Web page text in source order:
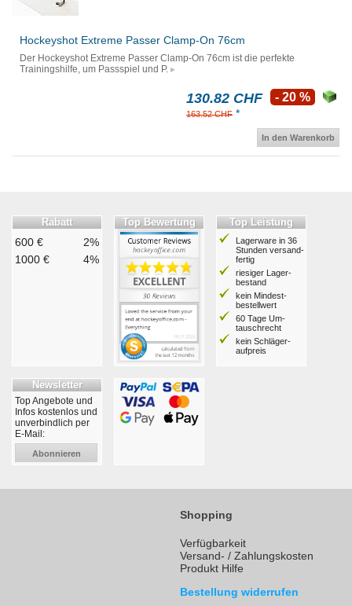
Hockeyshot Extreme Passer Clamp-On 76cm
Der Hockeyshot Extreme Passer Clamp-On 76cm ist die perfekte
Trainingshilfe, um Passspiel und P.
130.82 CHF
163.52 CHF *
- 20 %
In den Warenkorb
Rabatt
600 €
2%
1000 €
4%
Top Bewertung Top Leistung
Lagerware in 36
Stunden ver­sand­
fertig
riesiger Lager­
bestand
kein Mindest­
bestell­wert
60 Tage Um­
tausch­recht
kein Schläger­
aufpreis
Newsletter
Top Angebote und
Infos kostenlos und
unverbindlich per
E-Mail:
Abonnieren
Shopping
Verfügbarkeit
Versand- / Zahlungskosten
Produkt Hilfe
Bestellung widerrufen